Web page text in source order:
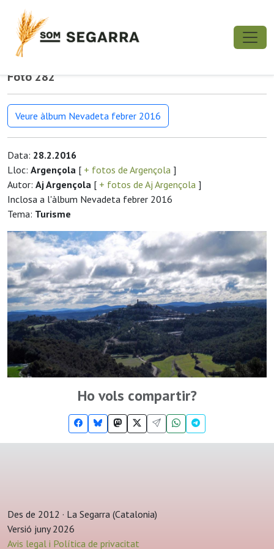
Foto 282
Veure àlbum Nevadeta febrer 2016
Data: 28.2.2016
Lloc: Argençola [ + fotos de Argençola ]
Autor: Aj Argençola [ + fotos de Aj Argençola ]
Inclosa a l'àlbum Nevadeta febrer 2016
Tema: Turisme
Ho vols compartir?
Des de 2012 · La Segarra (Catalonia)
Versió juny 2026
Avis legal i Política de privacitat